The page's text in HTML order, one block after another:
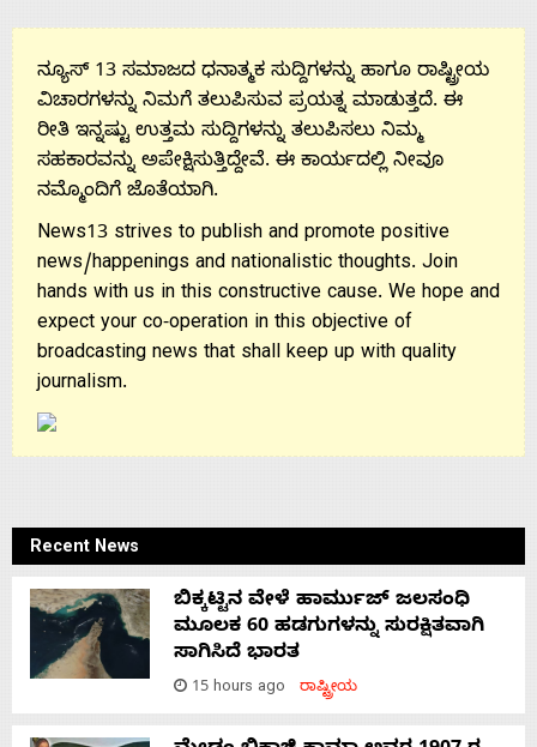
ನ್ಯೂಸ್ 13 ಸಮಾಜದ ಧನಾತ್ಮಕ ಸುದ್ದಿಗಳನ್ನು ಹಾಗೂ ರಾಷ್ಟ್ರೀಯ
ವಿಚಾರಗಳನ್ನು ನಿಮಗೆ ತಲುಪಿಸುವ ಪ್ರಯತ್ನ ಮಾಡುತ್ತದೆ. ಈ
ರೀತಿ ಇನ್ನಷ್ಟು ಉತ್ತಮ ಸುದ್ದಿಗಳನ್ನು ತಲುಪಿಸಲು ನಿಮ್ಮ
ಸಹಕಾರವನ್ನು ಅಪೇಕ್ಷಿಸುತ್ತಿದ್ದೇವೆ. ಈ ಕಾರ್ಯದಲ್ಲಿ ನೀವೂ
ನಮ್ಮೊಂದಿಗೆ ಜೊತೆಯಾಗಿ.
News13 strives to publish and promote positive
news/happenings and nationalistic thoughts. Join
hands with us in this constructive cause. We hope and
expect your co-operation in this objective of
broadcasting news that shall keep up with quality
journalism.
Recent News
ಬಿಕ್ಕಟ್ಟಿನ ವೇಳೆ ಹಾರ್ಮುಜ್ ಜಲಸಂಧಿ
ಮೂಲಕ 60 ಹಡಗುಗಳನ್ನು ಸುರಕ್ಷಿತವಾಗಿ
ಸಾಗಿಸಿದೆ ಭಾರತ
15 hours ago ರಾಷ್ಟ್ರೀಯ